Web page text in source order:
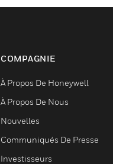
COMPAGNIE
À Propos De Honeywell
À Propos De Nous
Nouvelles
Communiqués De Presse
Investisseurs